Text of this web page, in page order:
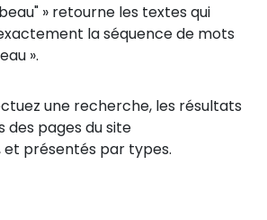
» retourne les textes qui
la séquence de mots
».
une recherche, les résultats
des pages du site
présentés par types.